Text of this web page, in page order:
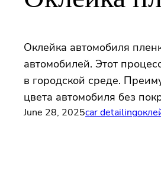
Оклейка автомобиля
автомобилей. Этот
в городской среде.
цвета автомобиля без
June 28, 2025car detailing